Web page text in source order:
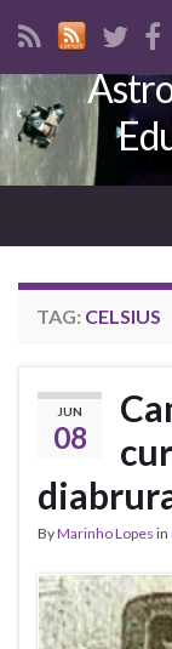
TAG: CELSIUS
JUN
08
ByMarinho Lopes in